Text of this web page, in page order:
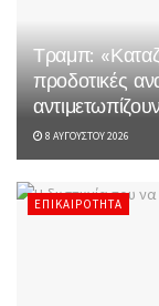
Τραμπ:
προδοτικές
8 ΑΥΓΟΎΣΤΟΥ 2026
ΕΠΙΚΑΙΡΌΤΗΤΑ